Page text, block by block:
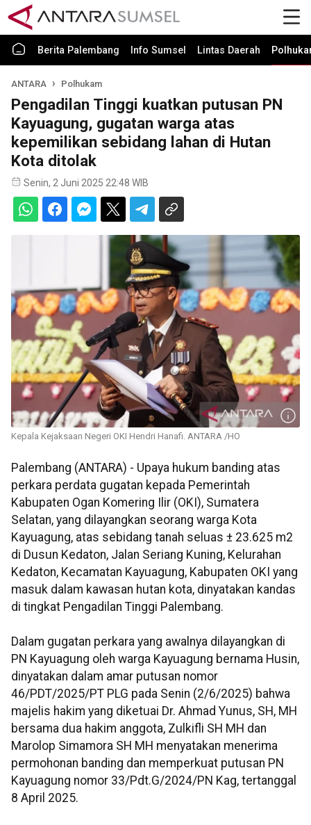
Berita Palembang Info Sumsel Lintas Daerah
ANTARA Polhukam
Pengadilan Tinggi kuatkan putusan PN
Kayuagung, gugatan warga atas
kepemilikan sebidang lahan di Hutan
Kota ditolak
Senin, 2 Juni 2025 22:48 WIB
Kepala Kejaksaan Negeri OKI Hendri Hanafi. ANTARA /HO
Palembang (ANTARA) - Upaya hukum banding atas
perkara perdata gugatan kepada Pemerintah
Kabupaten Ogan Komering Ilir (OKI), Sumatera
Selatan, yang dilayangkan seorang warga Kota
Kayuagung, atas sebidang tanah seluas ± 23.625 m2
di Dusun Kedaton, Jalan Seriang Kuning, Kelurahan
Kedaton, Kecamatan Kayuagung, Kabupaten OKI yang
masuk dalam kawasan hutan kota, dinyatakan kandas
di tingkat Pengadilan Tinggi Palembang.
Dalam gugatan perkara yang awalnya dilayangkan di
PN Kayuagung oleh warga Kayuagung bernama Husin,
dinyatakan dalam amar putusan nomor
46/PDT/2025/PT PLG pada Senin (2/6/2025) bahwa
majelis hakim yang diketuai Dr. Ahmad Yunus, SH, MH
bersama dua hakim anggota, Zulkifli SH MH dan
Marolop Simamora SH MH menyatakan menerima
permohonan banding dan memperkuat putusan PN
Kayuagung nomor 33/Pdt.G/2024/PN Kag, tertanggal
8 April 2025.